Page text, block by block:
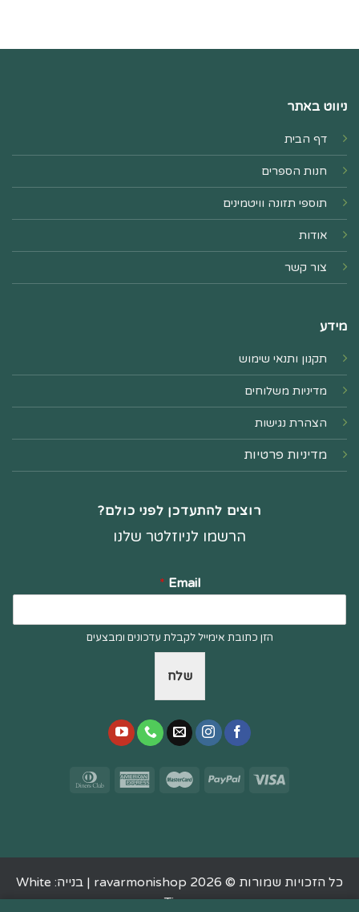
ניווט באתר
דף הבית
חנות הספרים
תוספי תזונה וויטמינים
אודות
צור קשר
מידע
תקנון ותנאי שימוש
מדיניות משלוחים
הצהרת נגישות
מדיניות פרטיות
רוצים להתעדכן לפני כולם?
הרשמו לניוזלטר שלנו
Email
*
הזן כתובת אימייל לקבלת עדכונים ומבצעים
שלח
כל הזכויות שמורות © 2026 ravarmonishop |
בנייה: White
Tiger